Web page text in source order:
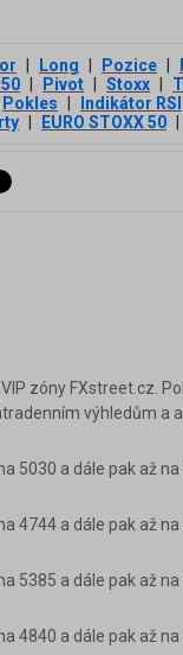
Long Pozice
Pivot Stoxx
Pokles Indikátor RSI
EURO STOXX 50
zóny FXstreet.cz.
výhledům a
5030 a dále pak až na
4744 a dále pak až na
5385 a dále pak až na
4840 a dále pak až na